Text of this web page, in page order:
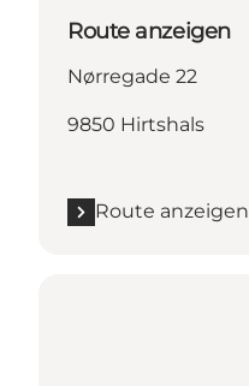
Route anzeigen
Nørregade 22
9850 Hirtshals
Route anzeigen